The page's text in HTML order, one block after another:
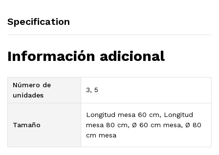
Specification
Información adicional
Número de
unidades
3, 5
Tamaño
Longitud mesa 60 cm, Longitud
mesa 80 cm, Ø 60 cm mesa, Ø 80
cm mesa